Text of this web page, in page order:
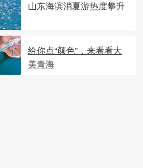
山东海滨消夏游热度攀升
给你点“颜色”，来看看大
美青海